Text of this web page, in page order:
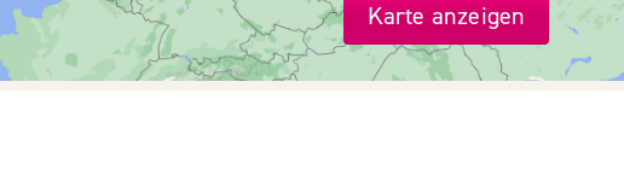
Karte anzeigen